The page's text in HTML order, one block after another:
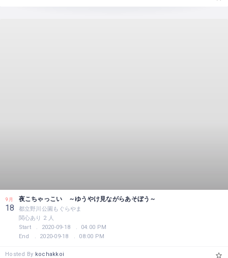
9月
18
夜こちゃっこい ～ゆうやけ見ながらあそぼう～
都立野川公園もぐらやま
関心あり 2 人
Start
2020-09-18
04:00 PM
End
2020-09-18 08:00 PM
Hosted By kochakkoi